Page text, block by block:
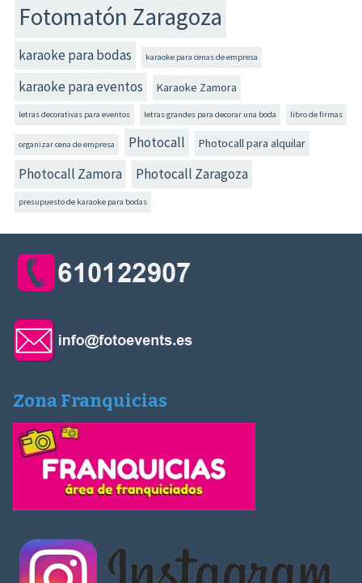
Fotomatón Zaragoza
karaoke para bodas karaoke para cenas de empresa
karaoke para eventos Karaoke Zamora
letras decorativas para eventos letras grandes para decorar una boda libro de firmas
organizar cena de empresa Photocall Photocall para alquilar
Photocall Zamora Photocall Zaragoza
presupuesto de karaoke para bodas
Zona Franquicias